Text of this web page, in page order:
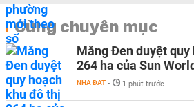
Cùng chuyên mục
Măng Đen duyệt
264 ha của Sun World
NHÀ ĐẤT - 1 phút trước